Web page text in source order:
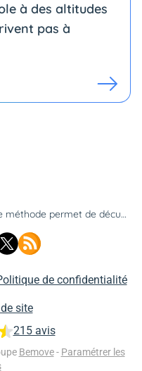
à des altitudes
pas à
Cette simple méthode permet de décupler votre connexion Wi-Fi gratuitement !
de confidentialité
site
Bemove - Paramétrer les
215 avis